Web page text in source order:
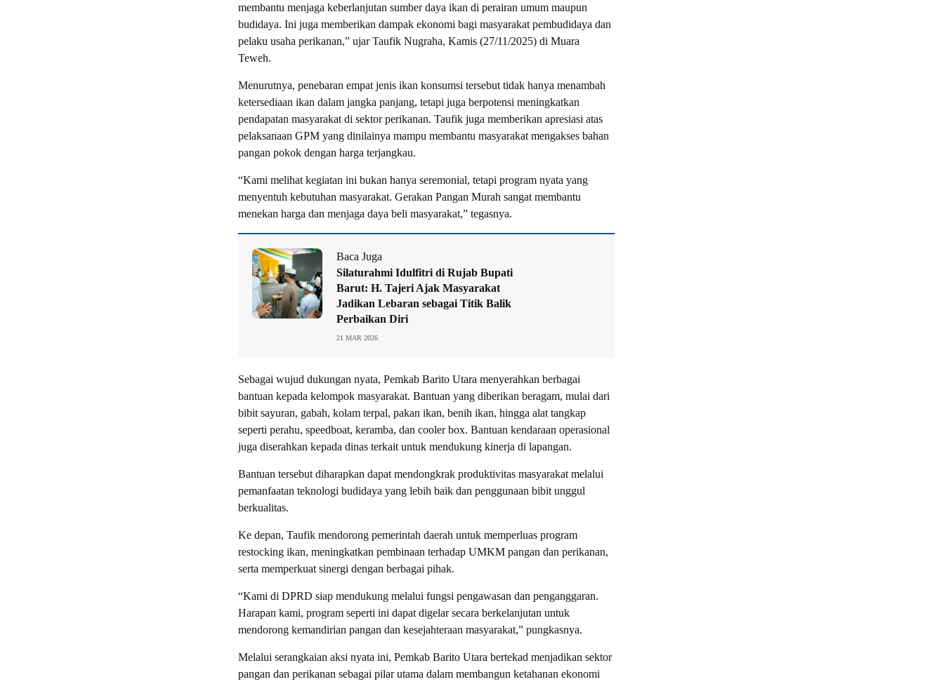
membantu menjaga keberlanjutan sumber daya ikan di perairan umum maupun
budidaya. Ini juga memberikan dampak ekonomi bagi masyarakat pembudidaya dan
pelaku usaha perikanan,” ujar Taufik Nugraha, Kamis (27/11/2025) di Muara
Teweh.
Menurutnya, penebaran empat jenis ikan konsumsi tersebut tidak hanya menambah
ketersediaan ikan dalam jangka panjang, tetapi juga berpotensi meningkatkan
pendapatan masyarakat di sektor perikanan. Taufik juga memberikan apresiasi atas
pelaksanaan GPM yang dinilainya mampu membantu masyarakat mengakses bahan
pangan pokok dengan harga terjangkau.
“Kami melihat kegiatan ini bukan hanya seremonial, tetapi program nyata yang
menyentuh kebutuhan masyarakat. Gerakan Pangan Murah sangat membantu
menekan harga dan menjaga daya beli masyarakat,” tegasnya.
Baca Juga
Silaturahmi Idulfitri di Rujab Bupati
Barut: H. Tajeri Ajak Masyarakat
Jadikan Lebaran sebagai Titik Balik
Perbaikan Diri
21 MAR 2026
Sebagai wujud dukungan nyata, Pemkab Barito Utara menyerahkan berbagai
bantuan kepada kelompok masyarakat. Bantuan yang diberikan beragam, mulai dari
bibit sayuran, gabah, kolam terpal, pakan ikan, benih ikan, hingga alat tangkap
seperti perahu, speedboat, keramba, dan cooler box. Bantuan kendaraan operasional
juga diserahkan kepada dinas terkait untuk mendukung kinerja di lapangan.
Bantuan tersebut diharapkan dapat mendongkrak produktivitas masyarakat melalui
pemanfaatan teknologi budidaya yang lebih baik dan penggunaan bibit unggul
berkualitas.
Ke depan, Taufik mendorong pemerintah daerah untuk memperluas program
restocking ikan, meningkatkan pembinaan terhadap UMKM pangan dan perikanan,
serta memperkuat sinergi dengan berbagai pihak.
“Kami di DPRD siap mendukung melalui fungsi pengawasan dan penganggaran.
Harapan kami, program seperti ini dapat digelar secara berkelanjutan untuk
mendorong kemandirian pangan dan kesejahteraan masyarakat,” pungkasnya.
Melalui serangkaian aksi nyata ini, Pemkab Barito Utara bertekad menjadikan sektor
pangan dan perikanan sebagai pilar utama dalam membangun ketahanan ekonomi